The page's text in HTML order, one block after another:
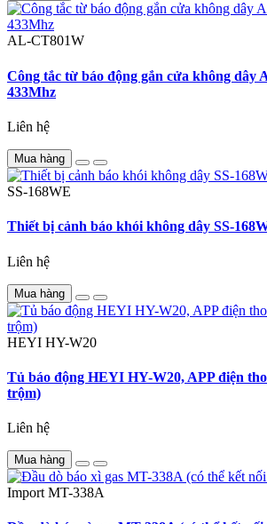
AL-CT801W
Công tắc từ báo động gắn cửa không dây
433Mhz
Liên hệ
Mua hàng
SS-168WE
Thiết bị cảnh báo khói không dây SS-
Liên hệ
Mua hàng
HEYI HY-W20
Tủ báo động HEYI HY-W20, APP điện
trộm)
Liên hệ
Mua hàng
Import MT-338A